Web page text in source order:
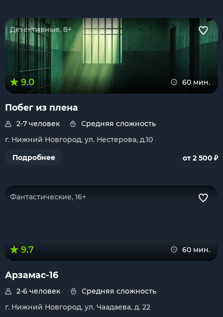
Детективные, 8+
9.0 60 мин.
Побег из плена
2-7 человек
Средняя сложность
г. Нижний Новгород, ул. Нестерова, д.10
Подробнее
от 2 500 ₽
Фантастические, 16+
9.7 60 мин.
Арзамас-16
2-6 человек
Средняя сложность
г. Нижний Новгород, ул. Чаадаева, д. 22